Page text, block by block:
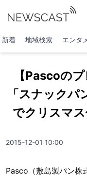
新着 地域検索 エンタ
【Pascoの
「スナック
でクリスマ
2015-12-01 10:00
Pasco（敷島製パン株